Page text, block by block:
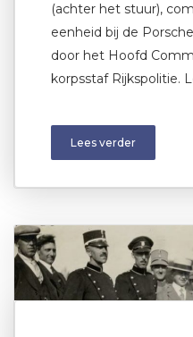
(achter het stuur),
eenheid bij de
door het Hoofd
korpsstaf Rijkspolitie.
Lees verder